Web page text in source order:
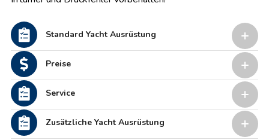
Standard Yacht Ausrüstung
Preise
Service
Zusätzliche Yacht Ausrüstung